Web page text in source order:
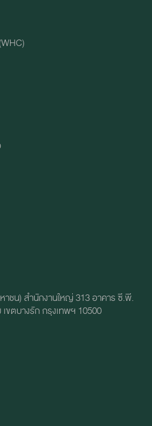
ชน) สำนักงานใหญ่ 313 อาคาร ซี.พี.
ขตบางรัก กรุงเทพฯ 10500